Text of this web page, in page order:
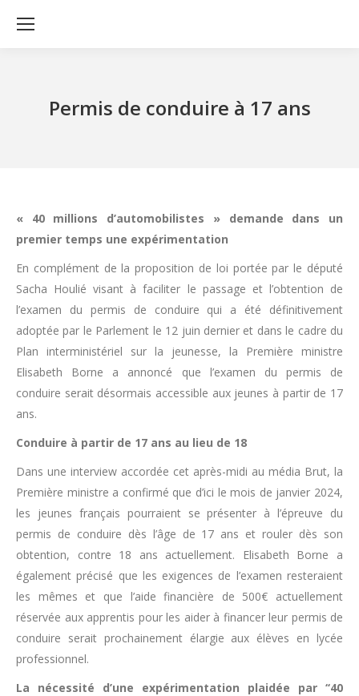
Permis de conduire à 17 ans
« 40 millions d’automobilistes » demande dans un
premier temps une expérimentation
En complément de la proposition de loi portée par le député
Sacha Houlié visant à faciliter le passage et l’obtention de
l’examen du permis de conduire qui a été définitivement
adoptée par le Parlement le 12 juin dernier et dans le cadre du
Plan interministériel sur la jeunesse, la Première ministre
Elisabeth Borne a annoncé que l’examen du permis de
conduire serait désormais accessible aux jeunes à partir de 17
ans.
Conduire à partir de 17 ans au lieu de 18
Dans une interview accordée cet après-midi au média Brut, la
Première ministre a confirmé que d’ici le mois de janvier 2024,
les jeunes français pourraient se présenter à l’épreuve du
permis de conduire dès l’âge de 17 ans et rouler dès son
obtention, contre 18 ans actuellement. Elisabeth Borne a
également précisé que les exigences de l’examen resteraient
les mêmes et que l’aide financière de 500€ actuellement
réservée aux apprentis pour les aider à financer leur permis de
conduire serait prochainement élargie aux élèves en lycée
professionnel.
La nécessité d’une expérimentation plaidée par ‘‘40